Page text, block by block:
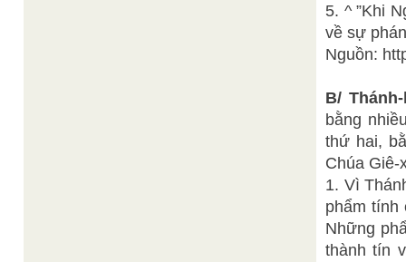
5. ^ ”Khi
về sự
Nguồn:
B/
bằng
thứ hai,
Chúa Giê-
1. Vì
phẩm tính
Những
thành tín